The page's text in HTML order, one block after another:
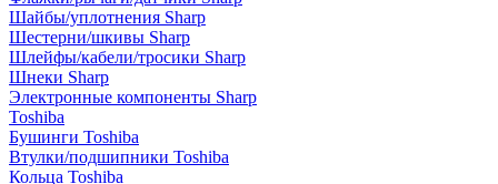
Шайбы/уплотнения Sharp
Шестерни/шкивы Sharp
Шлейфы/кабели/тросики Sharp
Шнеки Sharp
Электронные компоненты Sharp
Toshiba
Бушинги Toshiba
Втулки/подшипники Toshiba
Кольца Toshiba